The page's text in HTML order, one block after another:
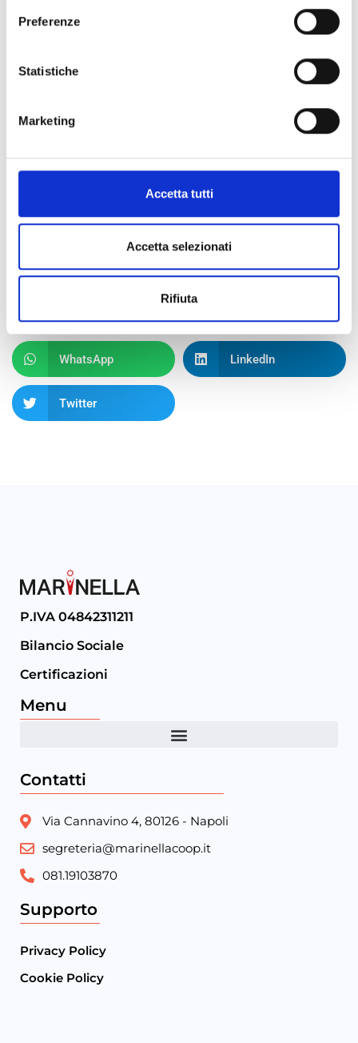
Preferenze
Statistiche
Marketing
Accetta tutti
Accetta selezionati
Rifiuta
Cappella Pappacoda ” Il sociale in
17 Luglio 2023Nessun commento
WhatsApp LinkedIn
Twitter
P.IVA 04842311211
Bilancio Sociale
Certificazioni
Menu
Contatti
Via Cannavino 4, 80126 - Napoli
segreteria@marinellacoop.it
081.19103870
Supporto
Privacy Policy
Cookie Policy